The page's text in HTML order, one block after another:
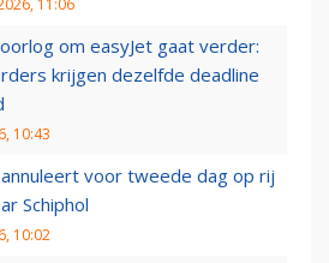
11:06
om easyJet gaat verder:
krijgen dezelfde deadline
10:43
voor tweede dag op rij
Schiphol
10:02